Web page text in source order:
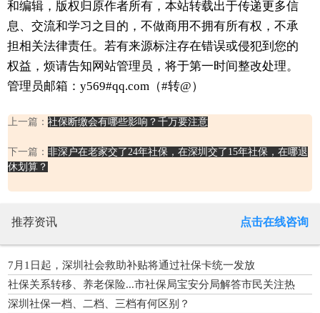
和编辑，版权归原作者所有，本站转载出于传递更多信
息、交流和学习之目的，不做商用不拥有所有权，不承
担相关法律责任。若有来源标注存在错误或侵犯到您的
权益，烦请告知网站管理员，将于第一时间整改处理。
管理员邮箱：y569#qq.com（#转@）
上一篇： 社保断缴会有哪些影响？千万要注意
下一篇： 非深户在老家交了24年社保，在深圳交了15年社保，在哪退
休划算？
推荐资讯 点击在线咨询
7月1日起，深圳社会救助补贴将通过社保卡统一发放
社保关系转移、养老保险...市社保局宝安分局解答市民关注热
点！
深圳社保一档、二档、三档有何区别？